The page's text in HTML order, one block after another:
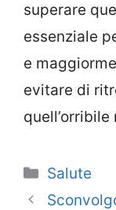
superare
essenziale
e
evitare di
Categorie
Salute